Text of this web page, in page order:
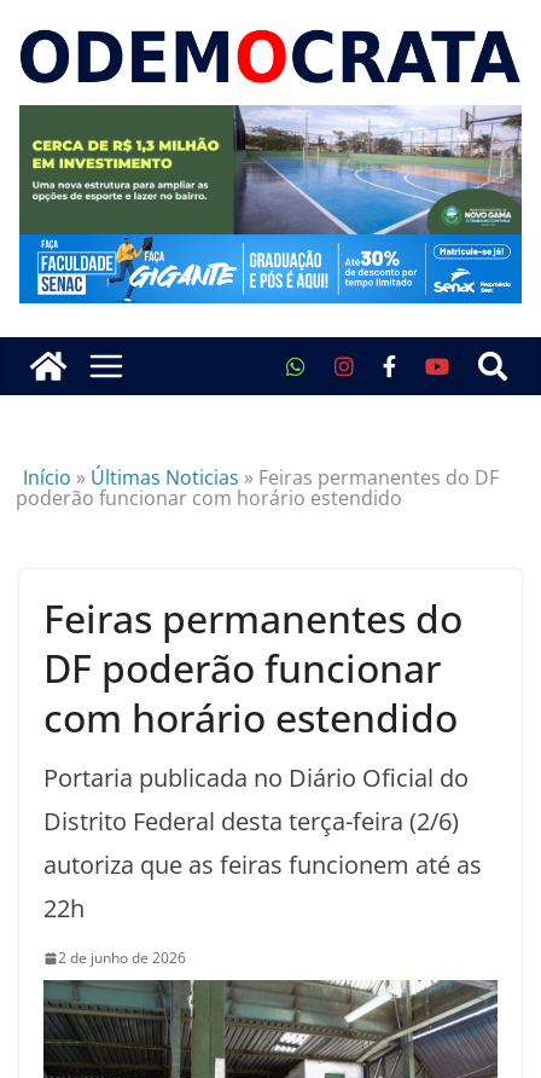
Início » Últimas Noticias » Feiras permanentes do DF
poderão funcionar com horário estendido
Feiras permanentes do
DF poderão funcionar
com horário estendido
Portaria publicada no Diário Oficial do
Distrito Federal desta terça-feira (2/6)
autoriza que as feiras funcionem até as
22h
2 de junho de 2026